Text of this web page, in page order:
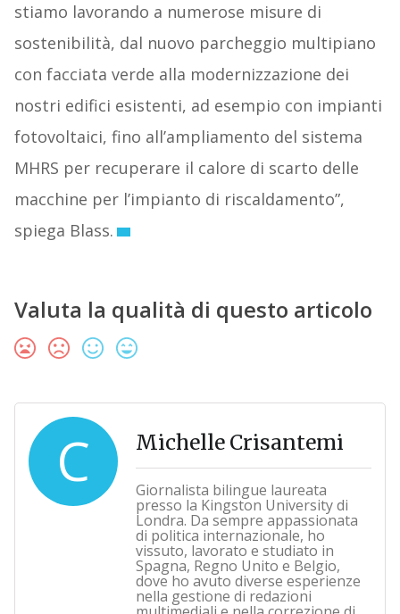
stiamo lavorando a numerose misure di
sostenibilità, dal nuovo parcheggio multipiano
con facciata verde alla modernizzazione dei
nostri edifici esistenti, ad esempio con impianti
fotovoltaici, fino all’ampliamento del sistema
MHRS per recuperare il calore di scarto delle
macchine per l’impianto di riscaldamento”,
spiega Blass.
Valuta la qualità di questo articolo
C Michelle Crisantemi
Giornalista bilingue laureata
presso la Kingston University di
Londra. Da sempre appassionata
di politica internazionale, ho
vissuto, lavorato e studiato in
Spagna, Regno Unito e Belgio,
dove ho avuto diverse esperienze
nella gestione di redazioni